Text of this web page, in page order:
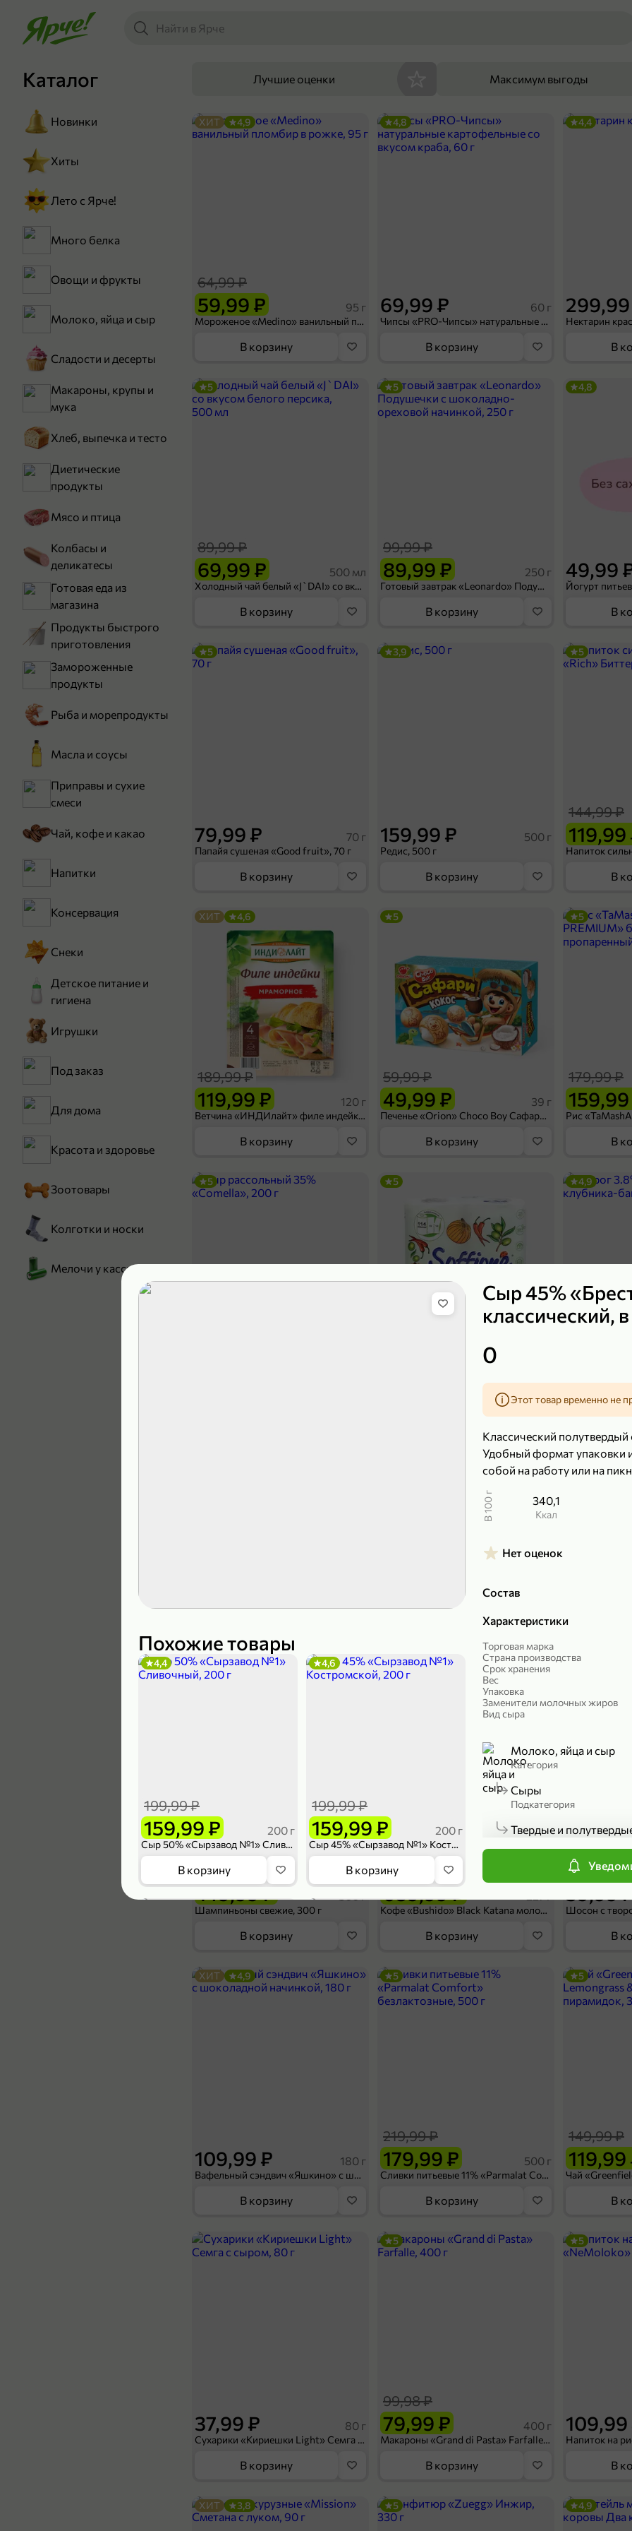
Похожие товары
159,99 ₽
199,99 ₽
200 г
Сыр 50% «Сырзавод №1» Сливочный, 200 г
4,4
В корзину
159,99 ₽
199,99 ₽
200 г
Сыр 45% «Сырзавод №1» Костромской, 200 г
4,6
В корзину
Сыр 45%
классический,
0
Этот товар временно не
Классический
Удобный формат упаковки
собой на работу или на
В 100 г 340,1
ккал
Нет оценок
Состав
Характеристики
Торговая марка
Страна производства
Срок хранения
Вес
Упаковка
Заменители молочных жиров
Вид сыра
Молоко, яйца и сыр
Категория
Сыры
Подкатегория
Твердые и
Каталог
Новинки
Хиты
Лето с Ярче!
Много белка
Овощи и фрукты
Молоко, яйца и сыр
Сладости и десерты
Макароны, крупы и
мука
Хлеб, выпечка и тесто
Диетические
продукты
Мясо и птица
Колбасы и
деликатесы
Готовая еда из
магазина
Продукты быстрого
приготовления
Замороженные
продукты
Рыба и морепродукты
Масла и соусы
Приправы и сухие
смеси
Чай, кофе и какао
Напитки
Консервация
Снеки
Детское питание и
гигиена
Игрушки
Под заказ
Для дома
Красота и здоровье
Зоотовары
Колготки и носки
Мелочи у кассы
Лучшие оценки Максимум выгоды
59,99 ₽
64,99 ₽
95 г
Мороженое «Medino» ванильный пломбир в рожке, 95 г
ХИТ 4,9
В корзину
69,99 ₽ 60 г
Чипсы «PRO-Чипсы» натуральные картофельные со вкусом краба, 60 г
4,8
В корзину
Нектарин
4,4
В
69,99 ₽
89,99 ₽
500 мл
Холодный чай белый «J`DAI» со вкусом белого персика, 500 мл
5
В корзину
89,99 ₽
99,99 ₽
250 г
Готовый завтрак «Leonardo» Подушечки с шоколадно-ореховой начинкой, 250 г
5
В корзину
49,99
4,8
В
79,99 ₽ 70 г
Папайя сушеная «Good fruit», 70 г
5
В корзину
159,99 ₽ 500 г
Редис, 500 г
3,9
В корзину
119,99
144,99 ₽
5
В
119,99 ₽
189,99 ₽
120 г
Ветчина «ИНДИлайт» филе индейки Мраморное, в нарезке, 120 г
ХИТ 4,6
В корзину
49,99 ₽
59,99 ₽
39 г
Печенье «Orion» Choco Boy Сафари кокос, 39 г
5
В корзину
179,99 ₽
5
В
5
Полотенца бумажные «Soffione» MENU, 2 рулона, 120 г
5 4,9
В
189,99 ₽
В корзину
299,99 ₽
300 г
Манго «Good fruit» резаное, 300 г
В корзину
5
149,99 ₽
169,99 ₽
Шампиньоны свежие, 300 г
В корзину
689,99 ₽
839,99 ₽
Кофе «Bushido» Black Katana молотый, 227 г
В корзину
59,99
В
109,99 ₽ 180 г
Вафельный сэндвич «Яшкино» с шоколадной начинкой, 180 г
ХИТ 4,9
В корзину
179,99 ₽
219,99 ₽
500 г
Сливки питьевые 11% «Parmalat Comfort» безлактозные, 500 г
5
В корзину
119,99
149,99 ₽
5
В
37,99 ₽ 80 г
Сухарики «Кириешки Light» Семга с сыром, 80 г
В корзину
79,99 ₽
99,98 ₽
400 г
Макароны «Grand di Pasta» Farfalle, 400 г
5
В корзину
109,99
5
В
ХИТ 3,8 5 4,9